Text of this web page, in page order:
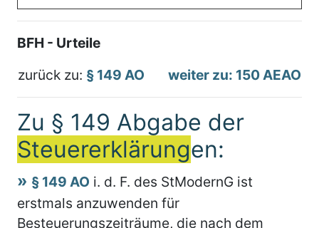
BFH - Urteile
zurück zu: § 149 AO weiter zu: 150 AEAO
Zu § 149 Abgabe der
Steuererklärungen:
§ 149 AO i. d. F. des StModernG ist
erstmals anzuwenden für
Besteuerungszeiträume, die nach dem